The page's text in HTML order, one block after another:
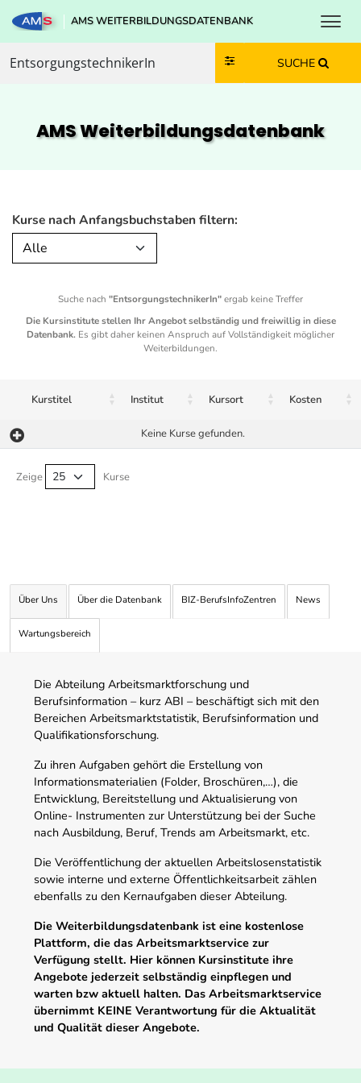
Zum Inhalt springen
Zum Navmenü springen
Zur Suche springen
Zur Footer springen
AMS WEITERBILDUNGSDATENBANK
SUCHE
AMS Weiterbildungs­datenbank
Kurse nach Anfangsbuchstaben filtern:
Alle
Suche nach "EntsorgungstechnikerIn"ergab keine Treffer
Die Kursinstitute stellen Ihr Angebot selbständig und freiwillig in diese
Datenbank. Es gibt daher keinen Anspruch auf Vollständigkeit möglicher
Weiterbildungen.
Kurstitel Institut Kursort Kosten
Keine Kurse gefunden.
Zeige Kurse
Über Uns Über die Datenbank BIZ-BerufsInfoZentren News
Wartungsbereich
Die Abteilung Arbeitsmarktforschung und
Berufsinformation – kurz ABI – beschäftigt sich mit den
Bereichen Arbeitsmarktstatistik, Berufsinformation und
Qualifikationsforschung.
Zu ihren Aufgaben gehört die Erstellung von
Informationsmaterialien (Folder, Broschüren,…), die
Entwicklung, Bereitstellung und Aktualisierung von
Online- Instrumenten zur Unterstützung bei der Suche
nach Ausbildung, Beruf, Trends am Arbeitsmarkt, etc.
Die Veröffentlichung der aktuellen Arbeitslosenstatistik
sowie interne und externe Öffentlichkeitsarbeit zählen
ebenfalls zu den Kernaufgaben dieser Abteilung.
Die Weiterbildungsdatenbank ist eine kostenlose
Plattform, die das Arbeitsmarktservice zur
Verfügung stellt. Hier können Kursinstitute ihre
Angebote jederzeit selbständig einpflegen und
warten bzw aktuell halten. Das Arbeitsmarktservice
übernimmt KEINE Verantwortung für die Aktualität
und Qualität dieser Angebote.